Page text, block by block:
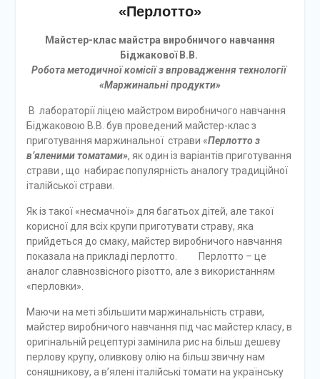
«Перлотто»
Майстер-клас майстра виробничого навчання
Біджакової В.В.
Робота методичної комісії з впровадження технології
«Маржинальні продукти»
В лабораторії ліцею майстром виробничого навчання
Біджаковою В.В. був проведений майстер-клас з
приготування маржинальної страви «Перлотто з
в’яленими томатами», як один із варіантів приготування
страви , що набирає популярність аналогу традиційної
італійської страви.
Як із такої «несмачної» для багатьох дітей, але такої
корисної для всіх крупи приготувати страву, яка
прийдеться до смаку, майстер виробничого навчання
показала на прикладі перлотто. Перлотто – це
аналог славнозвісного різотто, але з використанням
«перловки».
Маючи на меті збільшити маржинальність страви,
майстер виробничого навчання під час майстер класу, в
оригінальній рецептурі замінила рис на більш дешеву
перлову крупу, оливкову олію на більш звичну нам
соняшникову, а в’ялені італійські томати на українську